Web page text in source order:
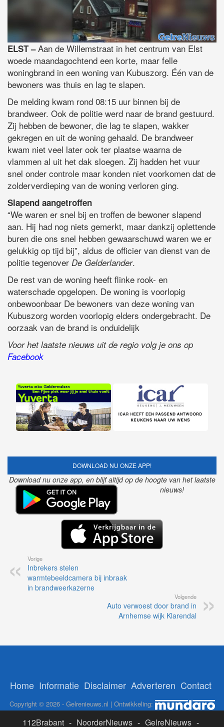
ELST –Aan de Willemstraat in het centrum van Elst
woede maandagochtend een korte, maar felle
woningbrand in een woning van Kubuszorg. Één van de
bewoners was thuis en lag te slapen.
De melding kwam rond 08:15 uur binnen bij de
brandweer. Ook de politie werd naar de brand gestuurd.
Zij hebben de bewoner, die lag te slapen, wakker
gekregen en uit de woning gehaald. De brandweer
kwam niet veel later ook ter plaatse waarna de
vlammen al uit het dak sloegen. Zij hadden het vuur
snel onder controle maar konden niet voorkomen dat de
zolderverdieping van de woning verloren ging.
Slapend aangetroffen
“We waren er snel bij en troffen de bewoner slapend
aan. Hij had nog niets gemerkt, maar dankzij oplettende
buren die ons snel hebben gewaarschuwd waren we er
gelukkig op tijd bij”, aldus de officier van dienst van de
politie tegenover De Gelderlander.
De rest van de woning heeft flinke rook- en
waterschade opgelopen. De woning is voorlopig
onbewoonbaar De bewoners van deze woning van
Kubuszorg worden voorlopig elders ondergebracht. De
oorzaak van de brand is onduidelijk
Voor het laatste nieuws uit de regio volg je ons op
Facebook
DOWNLOAD NU ONZE APP!
Download nu onze app, en blijf altijd op de hoogte van het laatste
nieuws!
Vorige
Inbrekers stelen
warmtebeeldcamera bij inbraak
in brandweerkazerne
Volgende
Auto verwoest door brand in
Arnhemse wijk Klarendal
Home Informatie Disclaimer Adverteren Contact
Copyright © 2026 - Gelrenieuws.nl | Ontwikkeling:
112Brabant - NoorderNieuws - GelreNieuws -